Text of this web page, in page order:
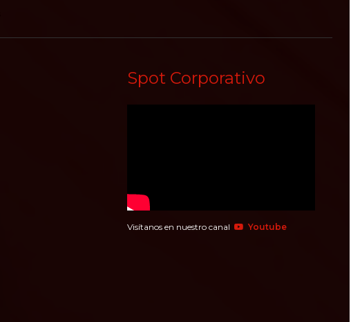
Spot Corporativo
Visítanos en nuestro canal Youtube